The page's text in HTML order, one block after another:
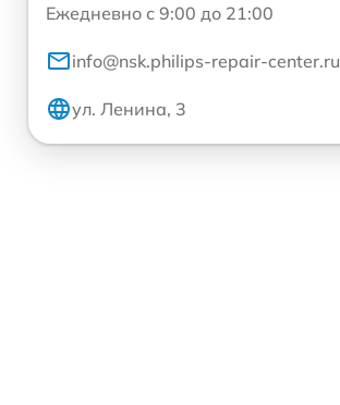
Ежедневно с 9:00 до 21:00
info@nsk.philips-repair-center.ru
ул. Ленина, 3